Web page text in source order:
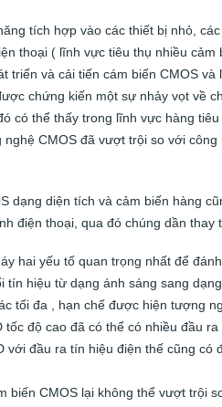
tích hợp vào các thiết bị nhỏ,
thoại ( lĩnh vực tiêu thụ nhiều
và cải tiến cám biến CMOS
chứng kiến một sự nhảy vọt về
có thể thấy trong lĩnh vực hàng
CMOS đã vượt trội so với công
dạng diện tích và cảm biến hàng
điện thoại, qua đó chúng dần thay
hai yếu tố quan trọng nhất để
tín hiệu từ dạng ánh sáng sang
tối đa , hạn chế được hiện tượng
tốc độ cao đã có thể có nhiều đầu
với đầu ra tín hiệu điện thế cũng có
biến CMOS lại không thể vượt trội